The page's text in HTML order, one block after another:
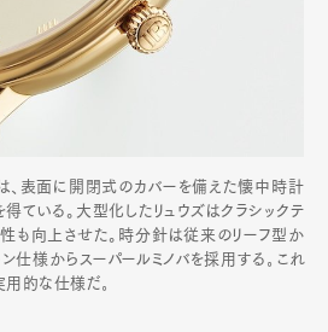
、表面に開閉式のカバーを備えた懐中時計
ている。大型化したリュウズはクラシックテ
も向上させた。時分針は従来のリーフ型か
ン仕様からスーパールミノバを採用する｡これ
用的な仕様だ｡